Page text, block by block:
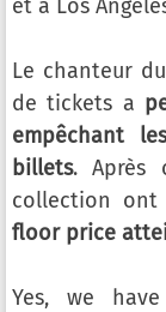
et à Los
Le chanteur
de tickets a
empêchant
billets. Après
collection
floor price
Yes, we